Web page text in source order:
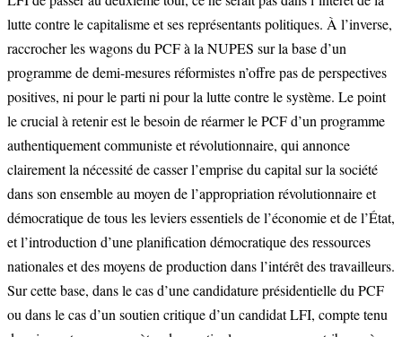
lutte contre le capitalisme et ses représentants politiques. À l’inverse,
raccrocher les wagons du PCF à la NUPES sur la base d’un
programme de demi-mesures réformistes n’offre pas de perspectives
positives, ni pour le parti ni pour la lutte contre le système. Le point
le crucial à retenir est le besoin de réarmer le PCF d’un programme
authentiquement communiste et révolutionnaire, qui annonce
clairement la nécessité de casser l’emprise du capital sur la société
dans son ensemble au moyen de l’appropriation révolutionnaire et
démocratique de tous les leviers essentiels de l’économie et de l’État,
et l’introduction d’une planification démocratique des ressources
nationales et des moyens de production dans l’intérêt des travailleurs.
Sur cette base, dans le cas d’une candidature présidentielle du PCF
ou dans le cas d’un soutien critique d’un candidat LFI, compte tenu